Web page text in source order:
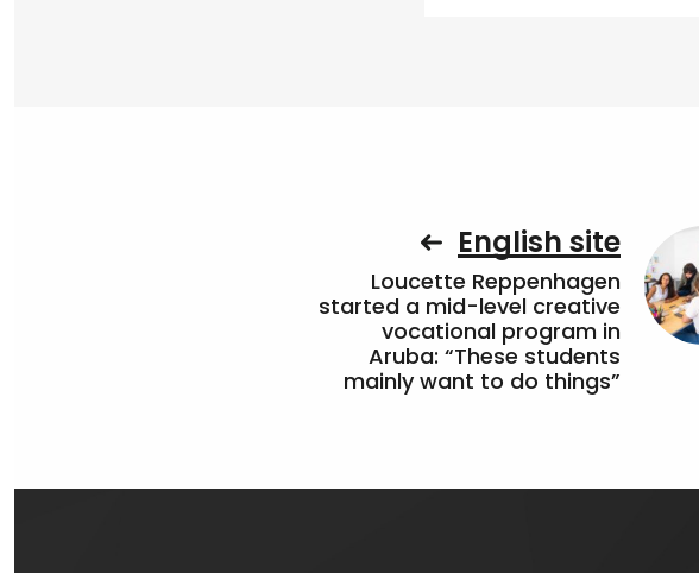
English site
Loucette Reppenhagen
started a mid-level creative
vocational program in
Aruba: “These students
mainly want to do things”